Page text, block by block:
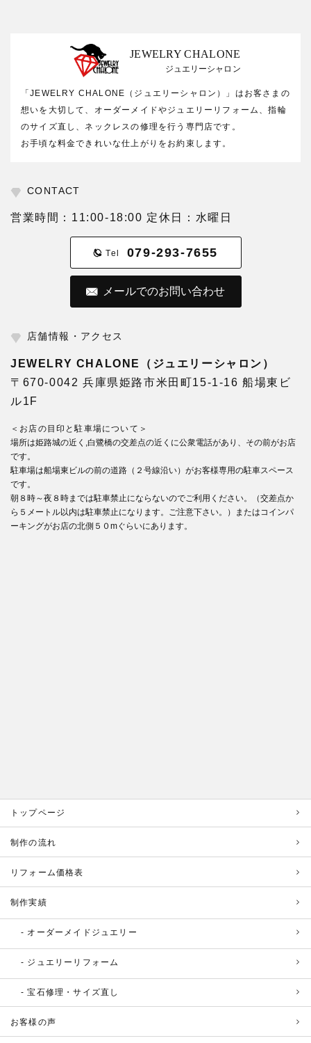
JEWELRY CHALONE
ジュエリーシャロン
「JEWELRY CHALONE（ジュエリーシャロン）」はお客さまの
想いを大切して、オーダーメイドやジュエリーリフォーム、指輪
のサイズ直し、ネックレスの修理を行う専門店です。
お手頃な料金できれいな仕上がりをお約束します。
CONTACT
営業時間：11:00-18:00 定休日：水曜日
Tel 079-293-7655
メールでのお問い合わせ
店舗情報・アクセス
JEWELRY CHALONE（ジュエリーシャロン）
〒670-0042 兵庫県姫路市米田町15-1-16 船場東ビ
ル1F
＜お店の目印と駐車場について＞
場所は姫路城の近く,白鷺橋の交差点の近くに公衆電話があり、その前がお店
です。
駐車場は船場東ビルの前の道路（２号線沿い）がお客様専用の駐車スペース
です。
朝８時～夜８時までは駐車禁止にならないのでご利用ください。（交差点か
ら５メートル以内は駐車禁止になります。ご注意下さい。）またはコインパ
ーキングがお店の北側５０mぐらいにあります。
トップページ
制作の流れ
リフォーム価格表
制作実績
オーダーメイドジュエリー
ジュエリーリフォーム
宝石修理・サイズ直し
お客様の声